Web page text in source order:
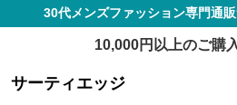
30代メンズファッション専門通
10,000円以上のご購
サーティエッジ